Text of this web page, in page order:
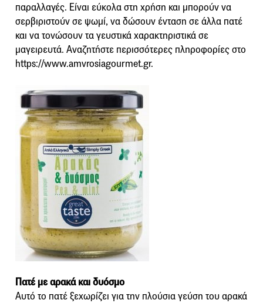
παραλλαγές. Είναι εύκολα στη χρήση και μπορούν να
σερβιριστούν σε ψωμί, να δώσουν ένταση σε άλλα πατέ
και να τονώσουν τα γευστικά χαρακτηριστικά σε
μαγειρευτά. Αναζητήστε περισσότερες πληροφορίες στο
https://www.amvrosiagourmet.gr.
Πατέ με αρακά και δυόσμο
Αυτό το πατέ ξεχωρίζει για την πλούσια γεύση του αρακά